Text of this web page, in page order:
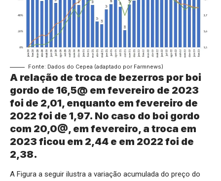
Fonte: Dados do Cepea (adaptado por Farmnews)
A relação de troca de bezerros por boi
gordo de 16,5@ em fevereiro de 2023
foi de 2,01, enquanto em fevereiro de
2022 foi de 1,97. No caso do boi gordo
com 20,0@, em fevereiro, a troca em
2023 ficou em 2,44 e em 2022 foi de
2,38.
A Figura a seguir ilustra a variação acumulada do preço do